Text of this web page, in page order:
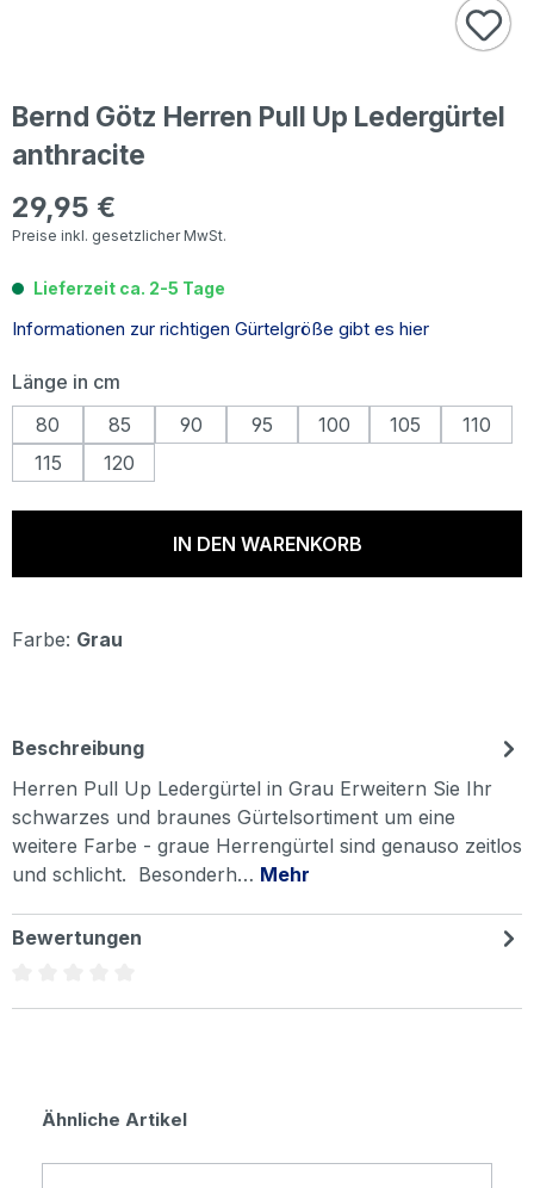
Bernd Götz Herren Pull Up Ledergürtel
anthracite
Regulärer Preis:
29,95 €
Preise inkl. gesetzlicher MwSt.
Lieferzeit ca. 2-5 Tage
Informationen zur richtigen Gürtelgröße gibt es hier
Länge in cm
80
85 90 95 100 105
110
115
120
IN DEN WARENKORB
Farbe: Grau
Beschreibung
Herren Pull Up Ledergürtel in Grau Erweitern Sie Ihr
schwarzes und braunes Gürtelsortiment um eine
weitere Farbe - graue Herrengürtel sind genauso zeitlos
und schlicht. Besonderh… Mehr
Bewertungen
Produktgalerie überspringen
Ähnliche Artikel